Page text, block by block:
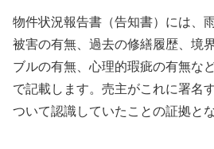
物件状況報告書（告知書）には、
被害の有無、過去の修繕履歴、境
ブルの有無、心理的瑕疵の有無な
で記載します。売主がこれに署名
ついて認識していたことの証拠と